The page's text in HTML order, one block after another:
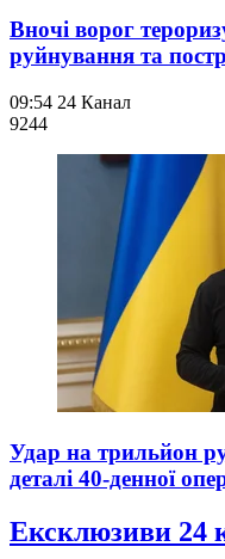
Вночі ворог
руйнування та
09:54 24 Канал
9244
Удар на трильйон
деталі 40-денної
Ексклюзиви 24